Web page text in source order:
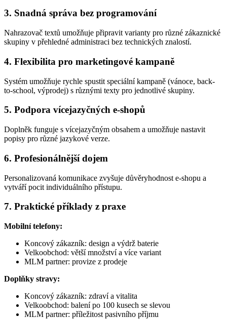
3. Snadná správa bez programování
Nahrazovač textů umožňuje připravit varianty pro různé zákaznické
skupiny v přehledné administraci bez technických znalostí.
4. Flexibilita pro marketingové kampaně
Systém umožňuje rychle spustit speciální kampaně (vánoce, back-
to-school, výprodej) s různými texty pro jednotlivé skupiny.
5. Podpora vícejazyčných e-shopů
Doplněk funguje s vícejazyčným obsahem a umožňuje nastavit
popisy pro různé jazykové verze.
6. Profesionálnější dojem
Personalizovaná komunikace zvyšuje důvěryhodnost e-shopu a
vytváří pocit individuálního přístupu.
7. Praktické příklady z praxe
Mobilní telefony:
Koncový zákazník: design a výdrž baterie
Velkoobchod: větší množství a více variant
MLM partner: provize z prodeje
Doplňky stravy:
Koncový zákazník: zdraví a vitalita
Velkoobchod: balení po 100 kusech se slevou
MLM partner: příležitost pasivního příjmu